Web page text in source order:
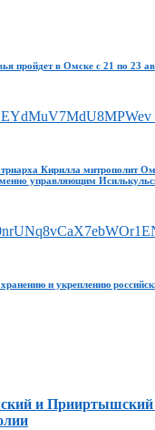
пройдет в Омске с 21 по 23
Кирилла митрополит
управляющим
и укреплению
и Прииртышский